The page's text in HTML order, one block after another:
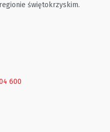
świętokrzyskim.
600